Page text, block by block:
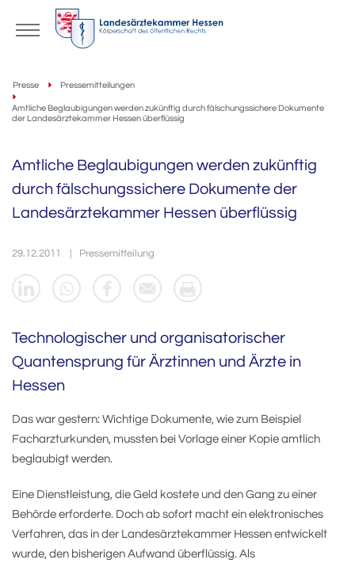
Presse Pressemitteilungen
Amtliche Beglaubigungen werden zukünftig durch fälschungssichere Dokumente
der Landesärztekammer Hessen überflüssig
Amtliche Beglaubigungen werden zukünftig
durch fälschungssichere Dokumente der
Landesärztekammer Hessen überflüssig
29.12.2011 Pressemitteilung
Technologischer und organisatorischer
Quantensprung für Ärztinnen und Ärzte in
Hessen
Das war gestern: Wichtige Dokumente, wie zum Beispiel
Facharzturkunden, mussten bei Vorlage einer Kopie amtlich
beglaubigt werden.
Eine Dienstleistung, die Geld kostete und den Gang zu einer
Behörde erforderte. Doch ab sofort macht ein elektronisches
Verfahren, das in der Landesärztekammer Hessen entwickelt
wurde, den bisherigen Aufwand überflüssig. Als